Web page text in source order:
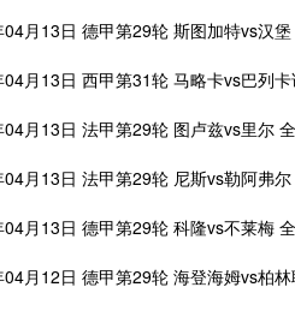
月13日 德甲第29轮 斯图加特vs汉
月13日 西甲第31轮 马略卡vs巴列
月13日 法甲第29轮 图卢兹vs里尔
月13日 法甲第29轮 尼斯vs勒阿弗
月13日 德甲第29轮 科隆vs不莱梅
月12日 德甲第29轮 海登海姆vs柏